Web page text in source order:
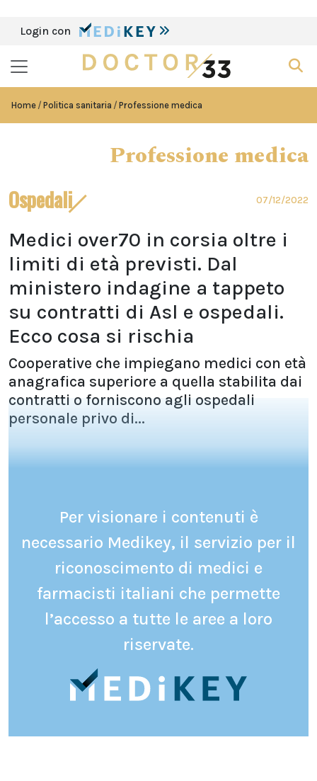
Login con
Home Politica sanitaria Professione medica
Professione medica
Ospedali 07/12/2022
Medici over70 in corsia oltre i
limiti di età previsti. Dal
ministero indagine a tappeto
su contratti di Asl e ospedali.
Ecco cosa si rischia
Cooperative che impiegano medici con età
anagrafica superiore a quella stabilita dai
contratti o forniscono agli ospedali
personale privo di...
Per visionare i contenuti è
necessario Medikey, il servizio per il
riconoscimento di medici e
farmacisti italiani che permette
l’accesso a tutte le aree a loro
riservate.